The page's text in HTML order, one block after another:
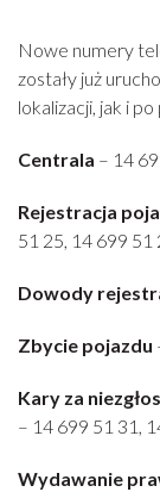
Nowe numery
zostały już
lokalizacji, jak i
Centrala – 14
Rejestracja
51 25, 14 699 51
Dowody
Zbycie pojazdu
Kary za
– 14 699 51 31,
Wydawanie